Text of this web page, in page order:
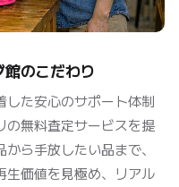
のこだわり
した安心のサポート体制
の無料査定サービスを提
ら手放したい品まで、
生価値を見極め、リアル